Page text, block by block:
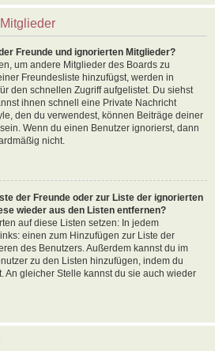
Freunde und ignorierten Mitglieder?
um andere Mitglieder des Boards zu
Freundesliste hinzufügst, werden in
den schnellen Zugriff aufgelistet. Du siehst
ihnen schnell eine Private Nachricht
den du verwendest, können Beiträge deiner
Wenn du einen Benutzer ignorierst, dann
nicht.
der Freunde oder zur Liste der ignorierten
wieder aus den Listen entfernen?
auf diese Listen setzen: In jedem
einen zum Hinzufügen zur Liste der
des Benutzers. Außerdem kannst du im
zu den Listen hinzufügen, indem du
An gleicher Stelle kannst du sie auch wieder